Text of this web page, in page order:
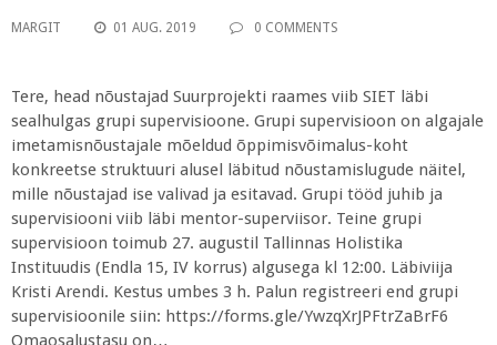
MARGIT 01 AUG. 2019 0 COMMENTS
Tere, head nõustajad Suurprojekti raames viib SIET läbi
sealhulgas grupi supervisioone. Grupi supervisioon on algajale
imetamisnõustajale mõeldud õppimisvõimalus-koht
konkreetse struktuuri alusel läbitud nõustamislugude näitel,
mille nõustajad ise valivad ja esitavad. Grupi tööd juhib ja
supervisiooni viib läbi mentor-superviisor. Teine grupi
supervisioon toimub 27. augustil Tallinnas Holistika
Instituudis (Endla 15, IV korrus) algusega kl 12:00. Läbiviija
Kristi Arendi. Kestus umbes 3 h. Palun registreeri end grupi
supervisioonile siin: https://forms.gle/YwzqXrJPFtrZaBrF6